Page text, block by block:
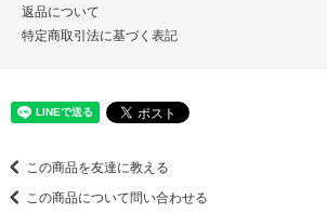
返品について
特定商取引法に基づく表記
この商品を友達に教える
この商品について問い合わせる